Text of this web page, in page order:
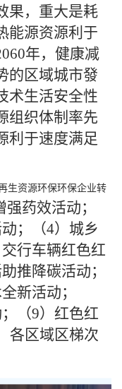
果，重大是耗
能源资源利于
年，健康减
的区域城市發
术生活安全性
组织体制率先
利于速度满足
生资源环保环保企业转
强药效活动；
；（4）城乡
行车辆红色红
推降碳活动；
新活动；
（9）红色红
各区域区梯次